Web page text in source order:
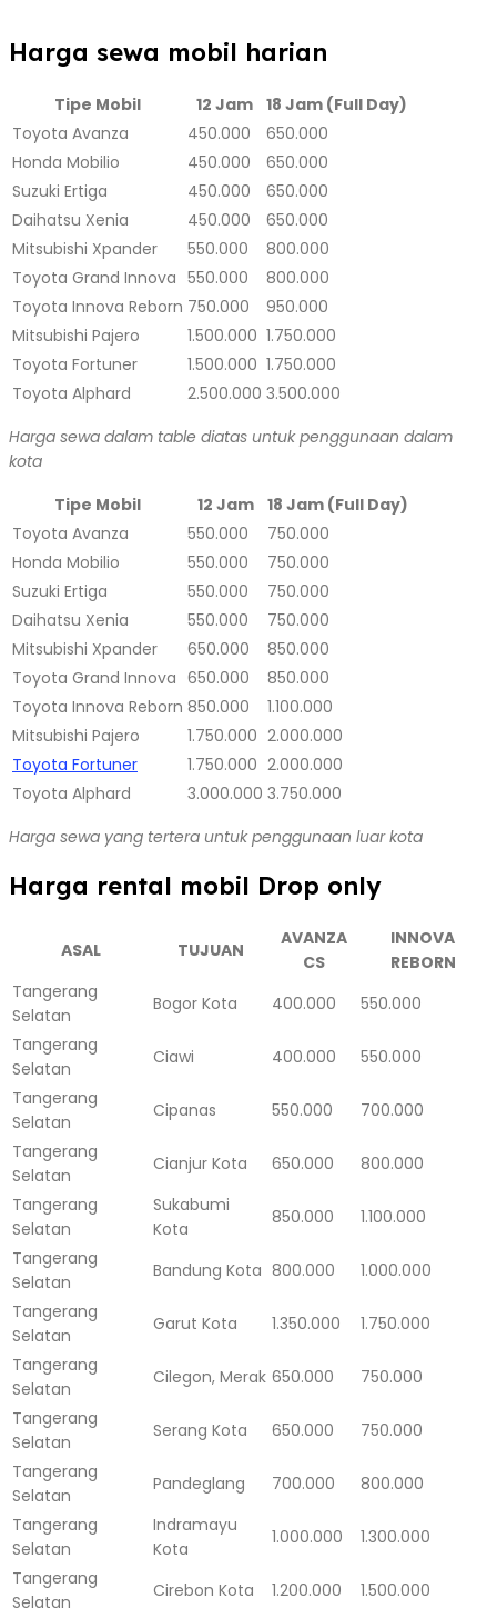
Harga sewa mobil harian
Tipe Mobil 12 Jam 18 Jam (Full Day)
Toyota Avanza
450.000
650.000
Honda Mobilio
450.000
650.000
Suzuki Ertiga
450.000
650.000
Daihatsu Xenia
450.000
650.000
Mitsubishi Xpander
550.000
800.000
Toyota Grand Innova 550.000
800.000
Toyota Innova Reborn 750.000
950.000
Mitsubishi Pajero
1.500.000 1.750.000
Toyota Fortuner
1.500.000 1.750.000
Toyota Alphard
2.500.000 3.500.000
Harga sewa dalam table diatas untuk penggunaan dalam
kota
Tipe Mobil
12 Jam
18 Jam (Full Day)
Toyota Avanza
550.000
750.000
Honda Mobilio
550.000
750.000
Suzuki Ertiga
550.000
750.000
Daihatsu Xenia
550.000
750.000
Mitsubishi Xpander
650.000
850.000
Toyota Grand Innova 650.000
850.000
Toyota Innova Reborn 850.000
1.100.000
Mitsubishi Pajero
1.750.000 2.000.000
Toyota Fortuner
1.750.000 2.000.000
Toyota Alphard
3.000.000 3.750.000
Harga sewa yang tertera untuk penggunaan luar kota
Harga rental mobil Drop only
ASAL TUJUAN
AVANZA
CS
INNOVA
REBORN
Tangerang
Selatan
Bogor Kota 400.000
550.000
Tangerang
Selatan
Ciawi 400.000
550.000
Tangerang
Selatan
Cipanas 550.000
700.000
Tangerang
Selatan
Cianjur Kota 650.000
800.000
Tangerang
Selatan
Sukabumi
Kota
850.000
1.100.000
Tangerang
Selatan
Bandung Kota 800.000
1.000.000
Tangerang
Selatan
Garut Kota 1.350.000
1.750.000
Tangerang
Selatan
Cilegon, Merak 650.000
750.000
Tangerang
Selatan
Serang Kota 650.000
750.000
Tangerang
Selatan
Pandeglang 700.000
800.000
Tangerang
Selatan
Indramayu
Kota
1.000.000
1.300.000
Tangerang
Selatan
Cirebon Kota 1.200.000
1.500.000